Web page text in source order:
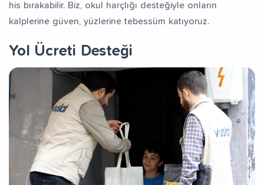
his bırakabilir. Biz, okul harçlığı desteğiyle onların
kalplerine güven, yüzlerine tebessüm katıyoruz.
Yol Ücreti Desteği